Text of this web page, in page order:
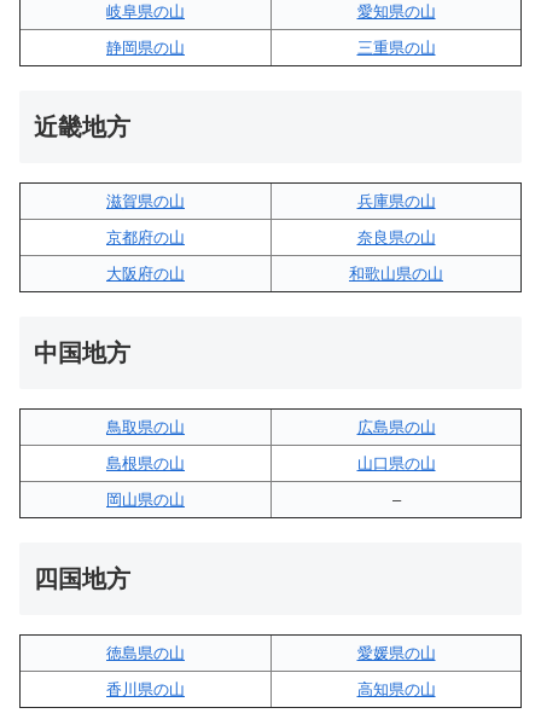
岐阜県の山
愛知県の山
静岡県の山
三重県の山
近畿地方
滋賀県の山
兵庫県の山
京都府の山
奈良県の山
大阪府の山
和歌山県の山
中国地方
鳥取県の山
広島県の山
島根県の山
山口県の山
岡山県の山
–
四国地方
徳島県の山
愛媛県の山
香川県の山
高知県の山